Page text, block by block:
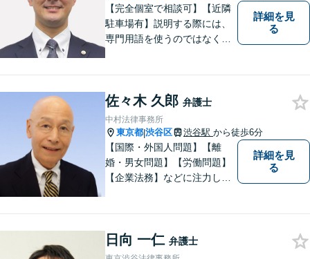
【完全個室で相談可】【近隣
駐車場有】説明する際には、
専門用語を使うのではなく、
向けて、10年以上にわたる弁
護士活動から得た知識・経験
をフル活用して解決を目指し
ます。
詳細を見
る
佐々木 久郎 弁護士
中村法律事務所
東京都|渋谷区 渋谷駅 から徒歩6分
【国際・外国人問題】【離
婚・男女問題】【労働問題】
【企業法務】などに注力して
詳細を見
る
日向 一仁 弁護士